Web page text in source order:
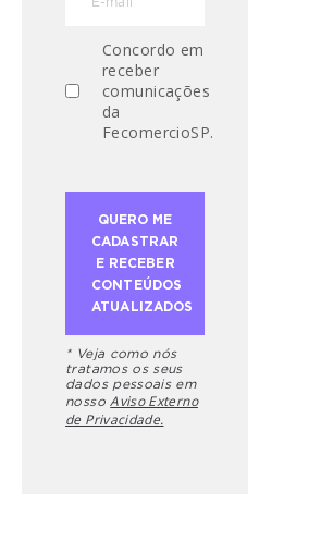
Concordo em
receber
comunicações
da
FecomercioSP.
* Veja como nós
tratamos os seus
dados pessoais em
nosso Aviso Externo
de Privacidade.